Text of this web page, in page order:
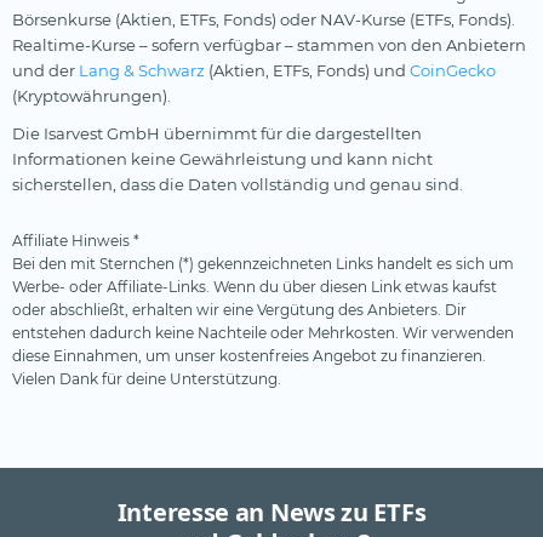
Börsenkurse (Aktien, ETFs, Fonds) oder NAV-Kurse (ETFs, Fonds).
Realtime-Kurse – sofern verfügbar – stammen von den Anbietern
und der Lang & Schwarz (Aktien, ETFs, Fonds) und CoinGecko
(Kryptowährungen).
Die Isarvest GmbH übernimmt für die dargestellten
Informationen keine Gewährleistung und kann nicht
sicherstellen, dass die Daten vollständig und genau sind.
Affiliate Hinweis *
Bei den mit Sternchen (*) gekennzeichneten Links handelt es sich um
Werbe- oder Affiliate-Links. Wenn du über diesen Link etwas kaufst
oder abschließt, erhalten wir eine Vergütung des Anbieters. Dir
entstehen dadurch keine Nachteile oder Mehrkosten. Wir verwenden
diese Einnahmen, um unser kostenfreies Angebot zu finanzieren.
Vielen Dank für deine Unterstützung.
Interesse an News zu ETFs